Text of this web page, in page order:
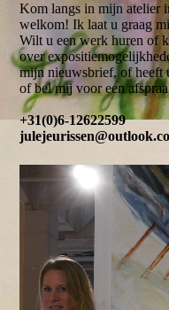
Kom langs in mijn atelier
welkom! Ik laat u graag
Wilt u een werk huren of
over
mijn nieuwsbrief, of heeft
of bel mij voor een
+31(0)6-12622599